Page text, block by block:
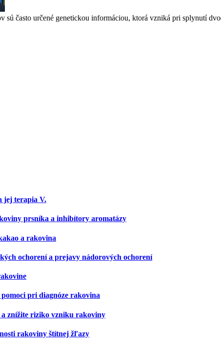
sú často určené genetickou informáciou, ktorá vzniká pri splynutí
jej terapia V.
prsníka a inhibítory aromatázy
a rakovina
ochorení a prejavy nádorových ochorení
pomoci pri diagnóze rakovina
znížite riziko vzniku rakoviny
rakoviny štítnej žľazy